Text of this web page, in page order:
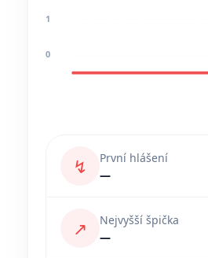
1
0
↯
První hlášení
—
↗
Nejvyšší špička
—